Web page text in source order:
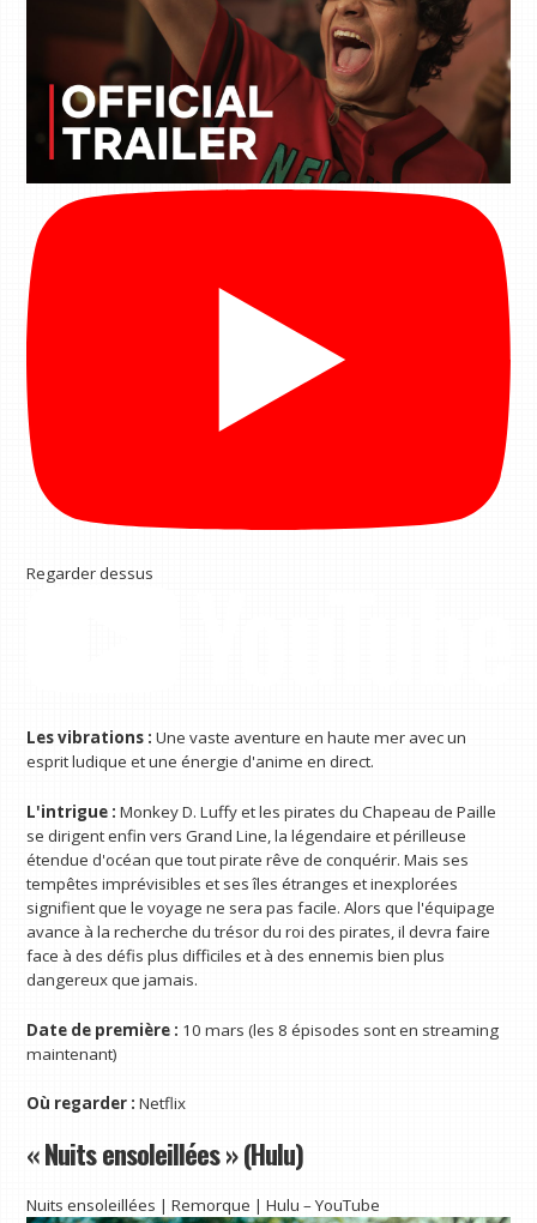
Regarder dessus
Les vibrations : Une vaste aventure en haute mer avec un
esprit ludique et une énergie d'anime en direct.
L'intrigue : Monkey D. Luffy et les pirates du Chapeau de Paille
se dirigent enfin vers Grand Line, la légendaire et périlleuse
étendue d'océan que tout pirate rêve de conquérir. Mais ses
tempêtes imprévisibles et ses îles étranges et inexplorées
signifient que le voyage ne sera pas facile. Alors que l'équipage
avance à la recherche du trésor du roi des pirates, il devra faire
face à des défis plus difficiles et à des ennemis bien plus
dangereux que jamais.
Date de première : 10 mars (les 8 épisodes sont en streaming
maintenant)
Où regarder : Netflix
« Nuits ensoleillées » (Hulu)
Nuits ensoleillées | Remorque | Hulu – YouTube